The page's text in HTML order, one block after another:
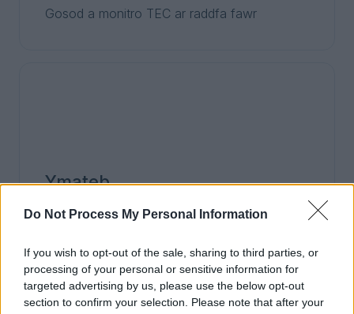
Do Not Process My Personal Information
If you wish to opt-out of the sale, sharing to third parties, or
processing of your personal or sensitive information for
targeted advertising by us, please use the below opt-out
section to confirm your selection. Please note that after your
Gosod a monitro TEC ar raddfa fawr
Ymateb
Trin a ymateb i alwadau brys y tu allan i oriau
gwaith